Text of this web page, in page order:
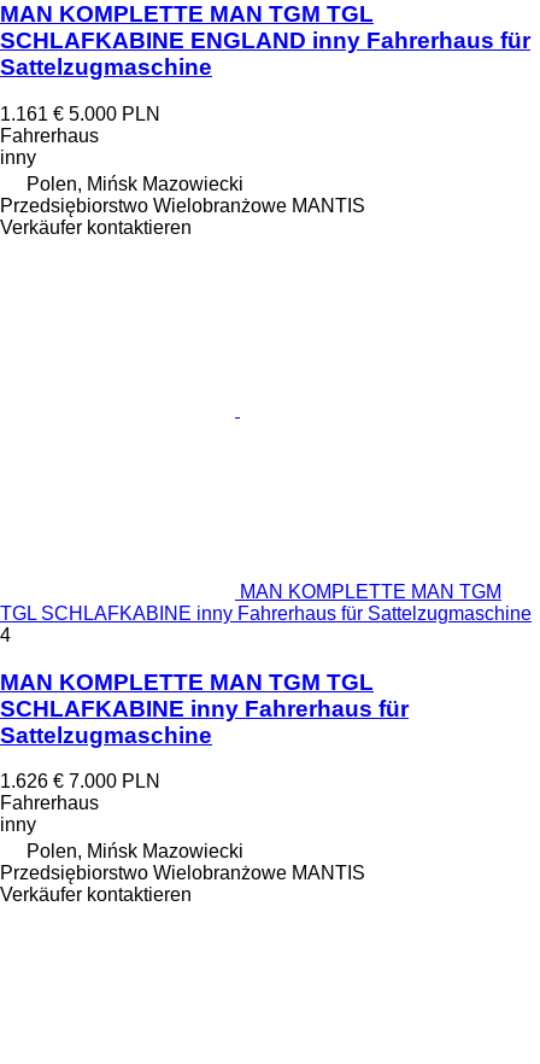
MAN KOMPLETTE MAN TGM TGL
SCHLAFKABINE ENGLAND inny Fahrerhaus für
Sattelzugmaschine
1.161 € 5.000 PLN
Fahrerhaus
inny
Polen, Mińsk Mazowiecki
Przedsiębiorstwo Wielobranżowe MANTIS
Verkäufer kontaktieren
MAN KOMPLETTE MAN TGM
TGL SCHLAFKABINE inny Fahrerhaus für Sattelzugmaschine
4
MAN KOMPLETTE MAN TGM TGL
SCHLAFKABINE inny Fahrerhaus für
Sattelzugmaschine
1.626 € 7.000 PLN
Fahrerhaus
inny
Polen, Mińsk Mazowiecki
Przedsiębiorstwo Wielobranżowe MANTIS
Verkäufer kontaktieren